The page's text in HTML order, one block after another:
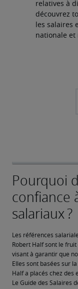
relatives à
découvrez
les salaires
nationale et
Les références
Robert Half sont le
visant à garantir que
Elles sont basées sur
Half a placés chez des
Le Guide des Salaires